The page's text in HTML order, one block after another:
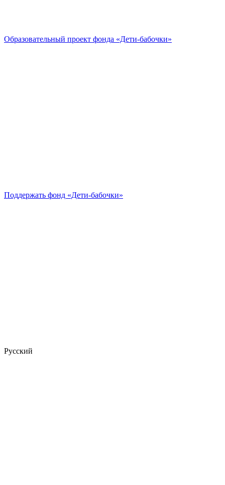
Образовательный проект фонда «Дети-бабочки»
Поддержать фонд «Дети-бабочки»
Русский